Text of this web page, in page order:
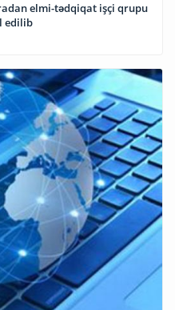
elmi-tədqiqat işçi qrupu
edilib